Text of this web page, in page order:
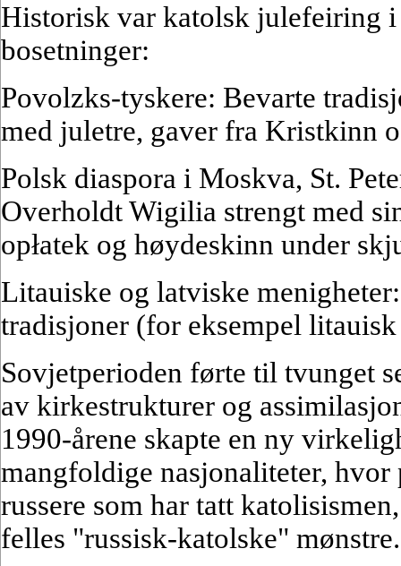
Historisk var katolsk julefeiring
bosetninger:
Povolzks-tyskere: Bevarte
med juletre, gaver fra Kristkinn
Polsk diaspora i Moskva, St.
Overholdt Wigilia strengt med
opłatek og høydeskinn under
Litauiske og latviske
tradisjoner (for eksempel
Sovjetperioden førte til tvunget
av kirkestrukturer og
1990-årene skapte en ny
mangfoldige nasjonaliteter,
russere som har tatt
felles "russisk-katolske" mønstre.